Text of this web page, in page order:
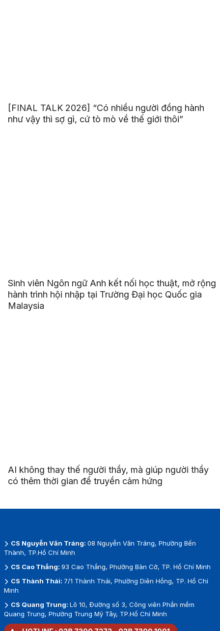
[FINAL TALK 2026] “Có nhiều người đồng hành
như vậy thì sợ gì, cứ tò mò về thế giới thôi”
Sinh viên Ngôn ngữ Anh kết nối học thuật, mở rộng
hành trình hội nhập tại Trường Đại học Quốc gia
Malaysia
AI không thay thế người thầy, mà giúp người thầy
có thêm thời gian để truyền cảm hứng
CS Nguyễn Văn Tráng: 08 Nguyễn Văn Tráng, Phường Bến
Thành, TP.Hồ Chí Minh
CS Cao Thắng: 93 Cao Thắng, Phường Bàn Cờ, TP. Hồ Chí Minh
CS Thành Thái: 7/1 Thành Thái, Phường Diên Hồng, TP. Hồ Chí
Minh
CS Quang Trung: Lô 10, Đường số 3, Công viên Phần mềm
Quang Trung, Phường Trung Mỹ Tây, TP.Hồ Chí Minh